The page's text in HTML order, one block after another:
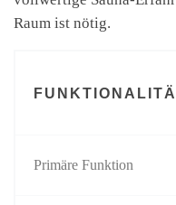
Raum ist nötig.
Primäre Funktion